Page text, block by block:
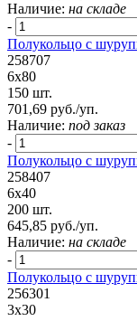
Наличие: на складе
-
Полукольцо с
258707
6х80
150 шт.
701,69 руб./уп.
Наличие: под заказ
-
Полукольцо с
258407
6х40
200 шт.
645,85 руб./уп.
Наличие: на складе
-
Полукольцо с
256301
3х30